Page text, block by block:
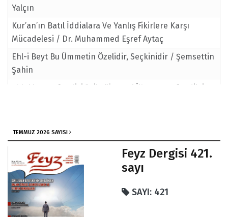
Yalçın
Kur’an’ın Batıl İddialara Ve Yanlış Fikirlere Karşı
Mücadelesi / Dr. Muhammed Eşref Aytaç
Ehl-i Beyt Bu Ümmetin Özelidir, Seçkinidir / Şemsettin
Şahin
Ahlakların Efendisi “Hilm”/ Şenel İlhan Beyefendi’nin
TEMMUZ 2026 SAYISI
Feyz Dergisi 421.
sayı
SAYI: 421